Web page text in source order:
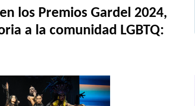
los Premios Gardel 2024,
a la comunidad LGBTQ: